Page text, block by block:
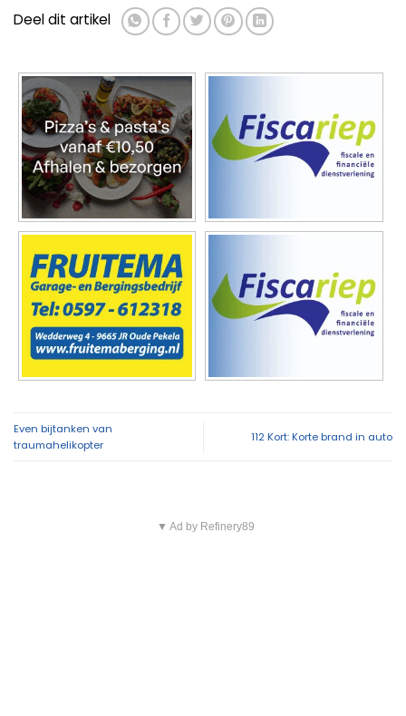
Deel dit artikel
Even bijtanken van
traumahelikopter
112 Kort: Korte brand in auto
▼ Ad by Refinery89